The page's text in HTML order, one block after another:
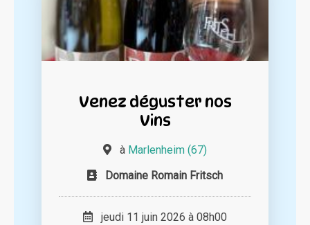
Venez déguster nos
Vins
à Marlenheim (67)
Domaine Romain Fritsch
jeudi 11 juin 2026 à 08h00